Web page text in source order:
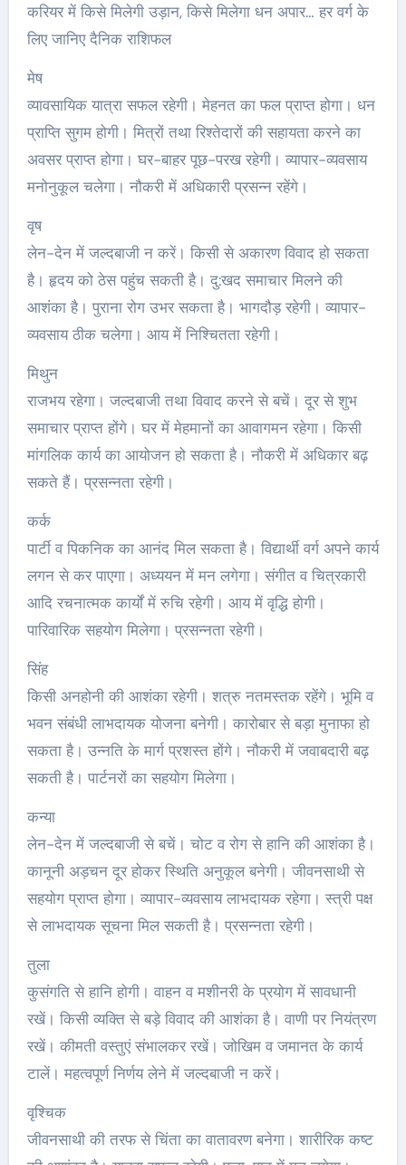
करियर में किसे मिलेगी उड़ान, किसे मिलेगा धन अपार… हर वर्ग के
लिए जानिए दैनिक राशिफल
मेष
व्यावसायिक यात्रा सफल रहेगी। मेहनत का फल प्राप्त होगा। धन
प्राप्ति सुगम होगी। मित्रों तथा रिश्तेदारों की सहायता करने का
अवसर प्राप्त होगा। घर-बाहर पूछ-परख रहेगी। व्यापार-व्यवसाय
मनोनुकूल चलेगा। नौकरी में अधिकारी प्रसन्न रहेंगे।
वृष
लेन-देन में जल्दबाजी न करें। किसी से अकारण विवाद हो सकता
है। हृदय को ठेस पहुंच सकती है। दु:खद समाचार मिलने की
आशंका है। पुराना रोग उभर सकता है। भागदौड़ रहेगी। व्यापार-
व्यवसाय ठीक चलेगा। आय में निश्चितता रहेगी।
मिथुन
राजभय रहेगा। जल्दबाजी तथा विवाद करने से बचें। दूर से शुभ
समाचार प्राप्त होंगे। घर में मेहमानों का आवागमन रहेगा। किसी
मांगलिक कार्य का आयोजन हो सकता है। नौकरी में अधिकार बढ़
सकते हैं। प्रसन्नता रहेगी।
कर्क
पार्टी व पिकनिक का आनंद मिल सकता है। विद्यार्थी वर्ग अपने कार्य
लगन से कर पाएगा। अध्ययन में मन लगेगा। संगीत व चित्रकारी
आदि रचनात्मक कार्यों में रुचि रहेगी। आय में वृद्धि होगी।
पारिवारिक सहयोग मिलेगा। प्रसन्नता रहेगी।
सिंह
किसी अनहोनी की आशंका रहेगी। शत्रु नतमस्तक रहेंगे। भूमि व
भवन संबंधी लाभदायक योजना बनेगी। कारोबार से बड़ा मुनाफा हो
सकता है। उन्नति के मार्ग प्रशस्त होंगे। नौकरी में जवाबदारी बढ़
सकती है। पार्टनरों का सहयोग मिलेगा।
कन्या
लेन-देन में जल्दबाजी से बचें। चोट व रोग से हानि की आशंका है।
कानूनी अड़चन दूर होकर स्‍थिति अनुकूल बनेगी। जीवनसाथी से
सहयोग प्राप्त होगा। व्यापार-व्यवसाय लाभदायक रहेगा। स्त्री पक्ष
से लाभदायक सूचना मिल सकती है। प्रसन्नता रहेगी।
तुला
कुसंगति से हानि होगी। वाहन व मशीनरी के प्रयोग में सावधानी
रखें। किसी व्यक्ति से बड़े विवाद की आशंका है। वाणी पर नियंत्रण
रखें। कीमती वस्तुएं संभालकर रखें। जोखिम व जमानत के कार्य
टालें। महत्वपूर्ण निर्णय लेने में जल्दबाजी न करें।
वृश्चिक
जीवनसाथी की तरफ से चिंता का वातावरण बनेगा। शारीरिक कष्ट